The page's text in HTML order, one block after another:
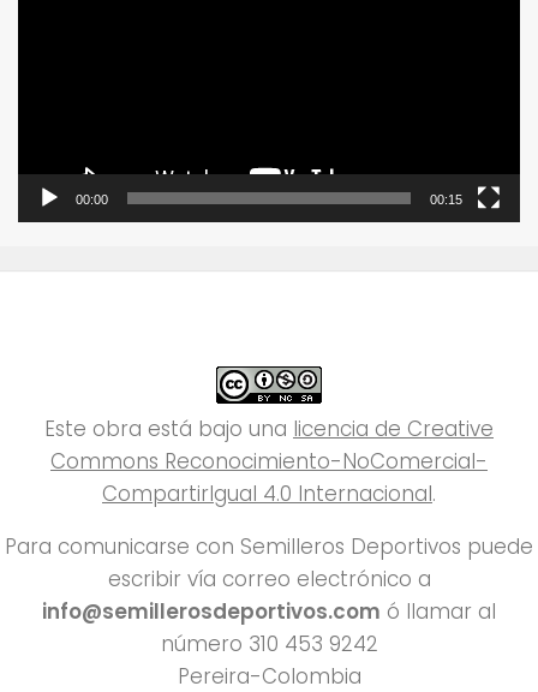
00:00 00:15
Este obra está bajo una licencia de Creative
Commons Reconocimiento-NoComercial-
CompartirIgual 4.0 Internacional.
Para comunicarse con Semilleros Deportivos puede
escribir vía correo electrónico a
info@semillerosdeportivos.com ó llamar al
número 310 453 9242
Pereira-Colombia